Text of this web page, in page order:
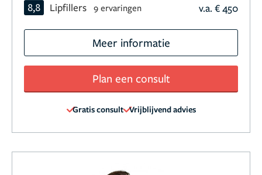
8,8 Lipfillers 9 ervaringen v.a. € 450
Meer informatie
Plan een consult
Gratis consult Vrijblijvend advies